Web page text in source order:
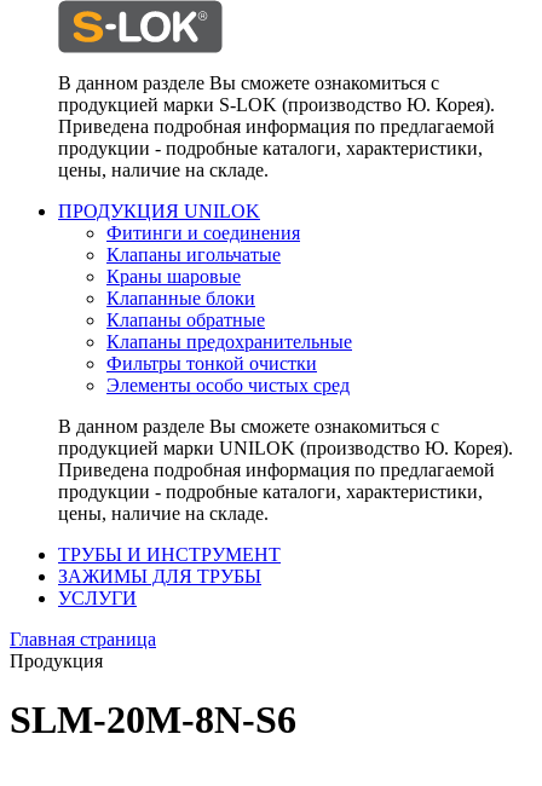
В данном разделе Вы сможете ознакомиться с
продукцией марки S-LOK (производство Ю. Корея).
Приведена подробная информация по предлагаемой
продукции - подробные каталоги, характеристики,
цены, наличие на складе.
ПРОДУКЦИЯ UNILOK
Фитинги и соединения
Клапаны игольчатые
Краны шаровые
Клапанные блоки
Клапаны обратные
Клапаны предохранительные
Фильтры тонкой очистки
Элементы особо чистых сред
В данном разделе Вы сможете ознакомиться с
продукцией марки UNILOK (производство Ю. Корея).
Приведена подробная информация по предлагаемой
продукции - подробные каталоги, характеристики,
цены, наличие на складе.
ТРУБЫ И ИНСТРУМЕНТ
ЗАЖИМЫ ДЛЯ ТРУБЫ
УСЛУГИ
Главная страница
Продукция
SLM-20M-8N-S6